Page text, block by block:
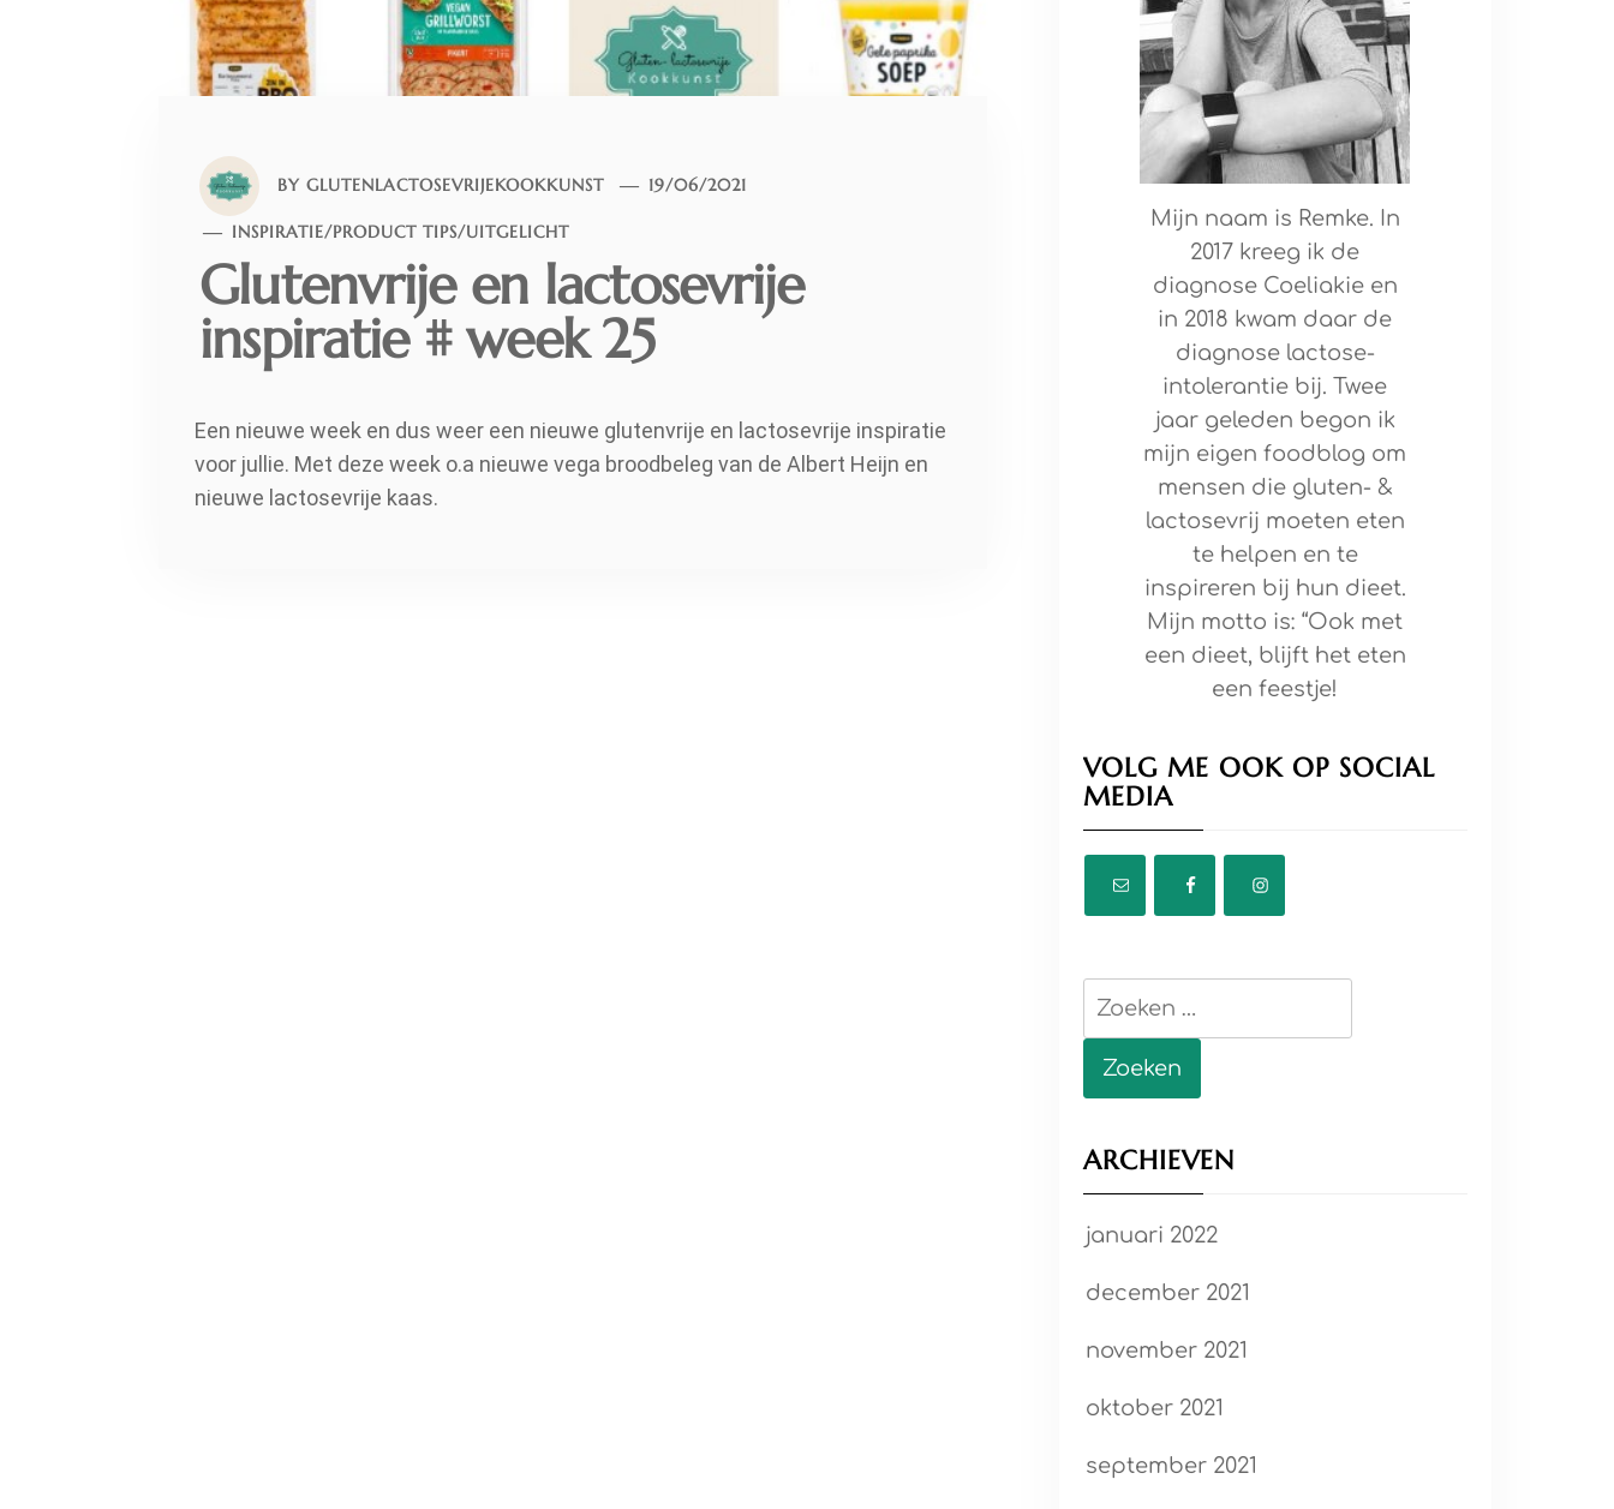
BY GLUTENLACTOSEVRIJEKOOKKUNST 19/06/2021
INSPIRATIE/PRODUCT TIPS/UITGELICHT
Glutenvrije en lactosevrije
inspiratie # week 25
Een nieuwe week en dus weer een nieuwe glutenvrije en lactosevrije inspiratie
voor jullie. Met deze week o.a nieuwe vega broodbeleg van de Albert Heijn en
nieuwe lactosevrije kaas.
Mijn naam is Remke. In
2017 kreeg ik de
diagnose Coeliakie en
in 2018 kwam daar de
diagnose lactose-
intolerantie bij. Twee
jaar geleden begon ik
mijn eigen foodblog om
mensen die gluten- &
lactosevrij moeten eten
te helpen en te
inspireren bij hun dieet.
Mijn motto is: “Ook met
een dieet, blijft het eten
een feestje!
VOLG ME OOK OP SOCIAL
MEDIA
Zoeken
ARCHIEVEN
januari 2022
december 2021
november 2021
oktober 2021
september 2021